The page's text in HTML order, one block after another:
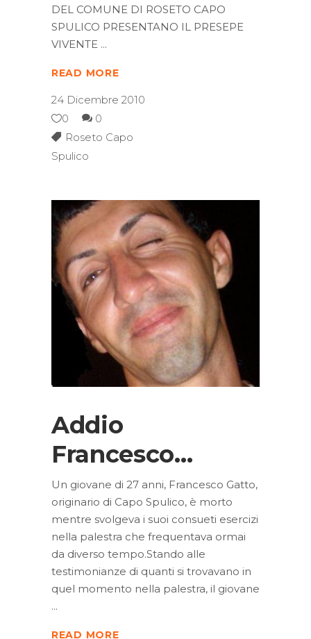
DEL COMUNE DI ROSETO CAPO
SPULICO PRESENTANO IL PRESEPE
VIVENTE
READ MORE
24 Dicembre 2010
0
0
Roseto Capo
Spulico
Addio
Francesco…
Un giovane di 27 anni, Francesco Gatto,
originario di Capo Spulico, è morto
mentre svolgeva i suoi consueti esercizi
nella palestra che frequentava ormai
da diverso tempo.Stando alle
testimonianze di quanti si trovavano in
quel momento nella palestra, il giovane
READ MORE